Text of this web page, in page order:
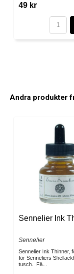
49 kr
Andra produkter
Sennelier Ink
Sennelier
Sennelier Ink Thinner,
för Senneliers
tusch. Fä...